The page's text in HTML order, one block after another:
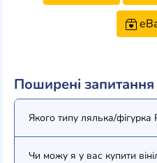
Поширені запитання
Якого типу лялька/фігурка
Чи можу я у вас купити